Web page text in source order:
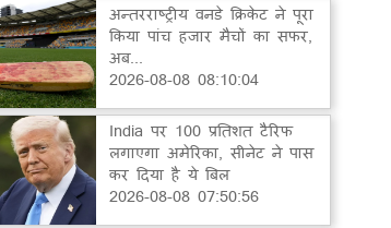
अन्तरराष्ट्रीय वनडे क्रिकेट ने पूरा
किया पांच हजार मैचों का सफर,
अब...
2026-08-08 08:10:04
India पर 100 प्रतिशत टैरिफ
लगाएगा अमेरिका, सीनेट ने पास
कर दिया है ये बिल
2026-08-08 07:50:56